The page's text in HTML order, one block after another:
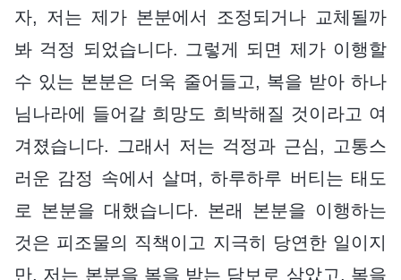
자, 저는 제가 본분에서 조정되거나 교체될까
봐 걱정 되었습니다. 그렇게 되면 제가 이행할
수 있는 본분은 더욱 줄어들고, 복을 받아 하나
님나라에 들어갈 희망도 희박해질 것이라고 여
겨졌습니다. 그래서 저는 걱정과 근심, 고통스
러운 감정 속에서 살며, 하루하루 버티는 태도
로 본분을 대했습니다. 본래 본분을 이행하는
것은 피조물의 직책이고 지극히 당연한 일이지
만, 저는 본분을 복을 받는 담보로 삼았고, 복을